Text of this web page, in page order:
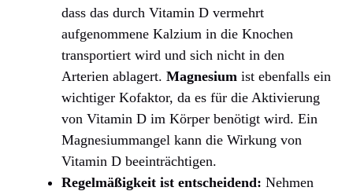
dass das durch Vitamin D vermehrt
aufgenommene Kalzium in die Knochen
transportiert wird und sich nicht in den
Arterien ablagert. Magnesium ist ebenfalls ein
wichtiger Kofaktor, da es für die Aktivierung
von Vitamin D im Körper benötigt wird. Ein
Magnesiummangel kann die Wirkung von
Vitamin D beeinträchtigen.
Regelmäßigkeit ist entscheidend: Nehmen